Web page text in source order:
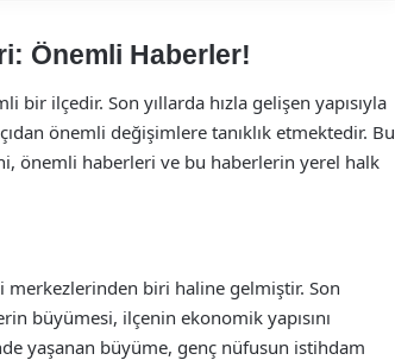
Önemli Haberler!
bir ilçedir. Son yıllarda hızla gelişen yapısıyla
önemli değişimlere tanıklık etmektedir. Bu
önemli haberleri ve bu haberlerin yerel halk
merkezlerinden biri haline gelmiştir. Son
büyümesi, ilçenin ekonomik yapısını
yaşanan büyüme, genç nüfusun istihdam